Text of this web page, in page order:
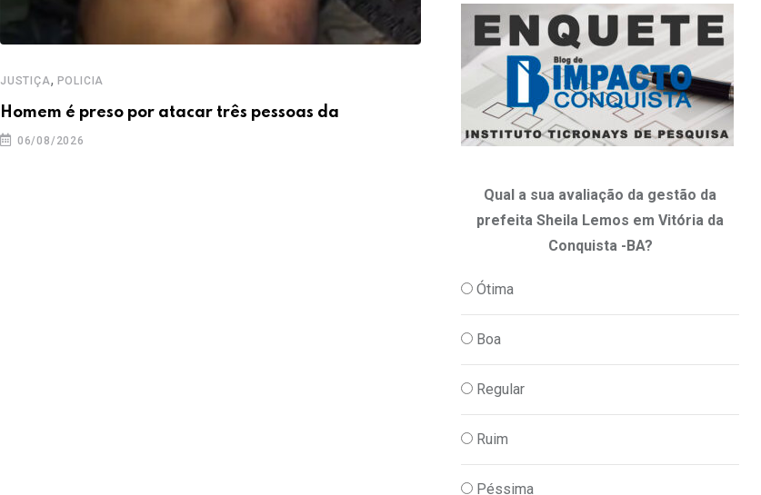
JUSTIÇA, POLICIA
Homem é preso por atacar três pessoas da
06/08/2026
POLICIA
Suspeito de matar rival em disputa
06/08/2026
Qual a sua avaliação da gestão da
prefeita Sheila Lemos em Vitória da
Conquista -BA?
Ótima
Boa
Regular
Ruim
Péssima